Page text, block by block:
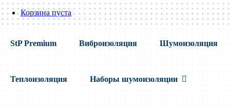
Корзина пуста
StP Premium Виброизоляция Шумоизоляция
Теплоизоляция Наборы шумоизоляции